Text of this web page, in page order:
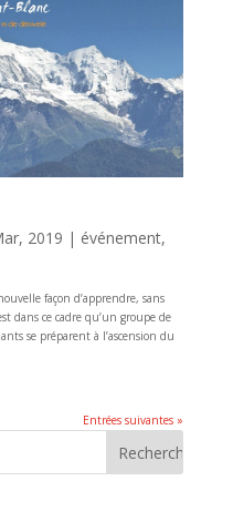
2019 | événement,
façon d’apprendre, sans
dans ce cadre qu’un groupe de
se préparent à l’ascension du
Entrées suivantes »